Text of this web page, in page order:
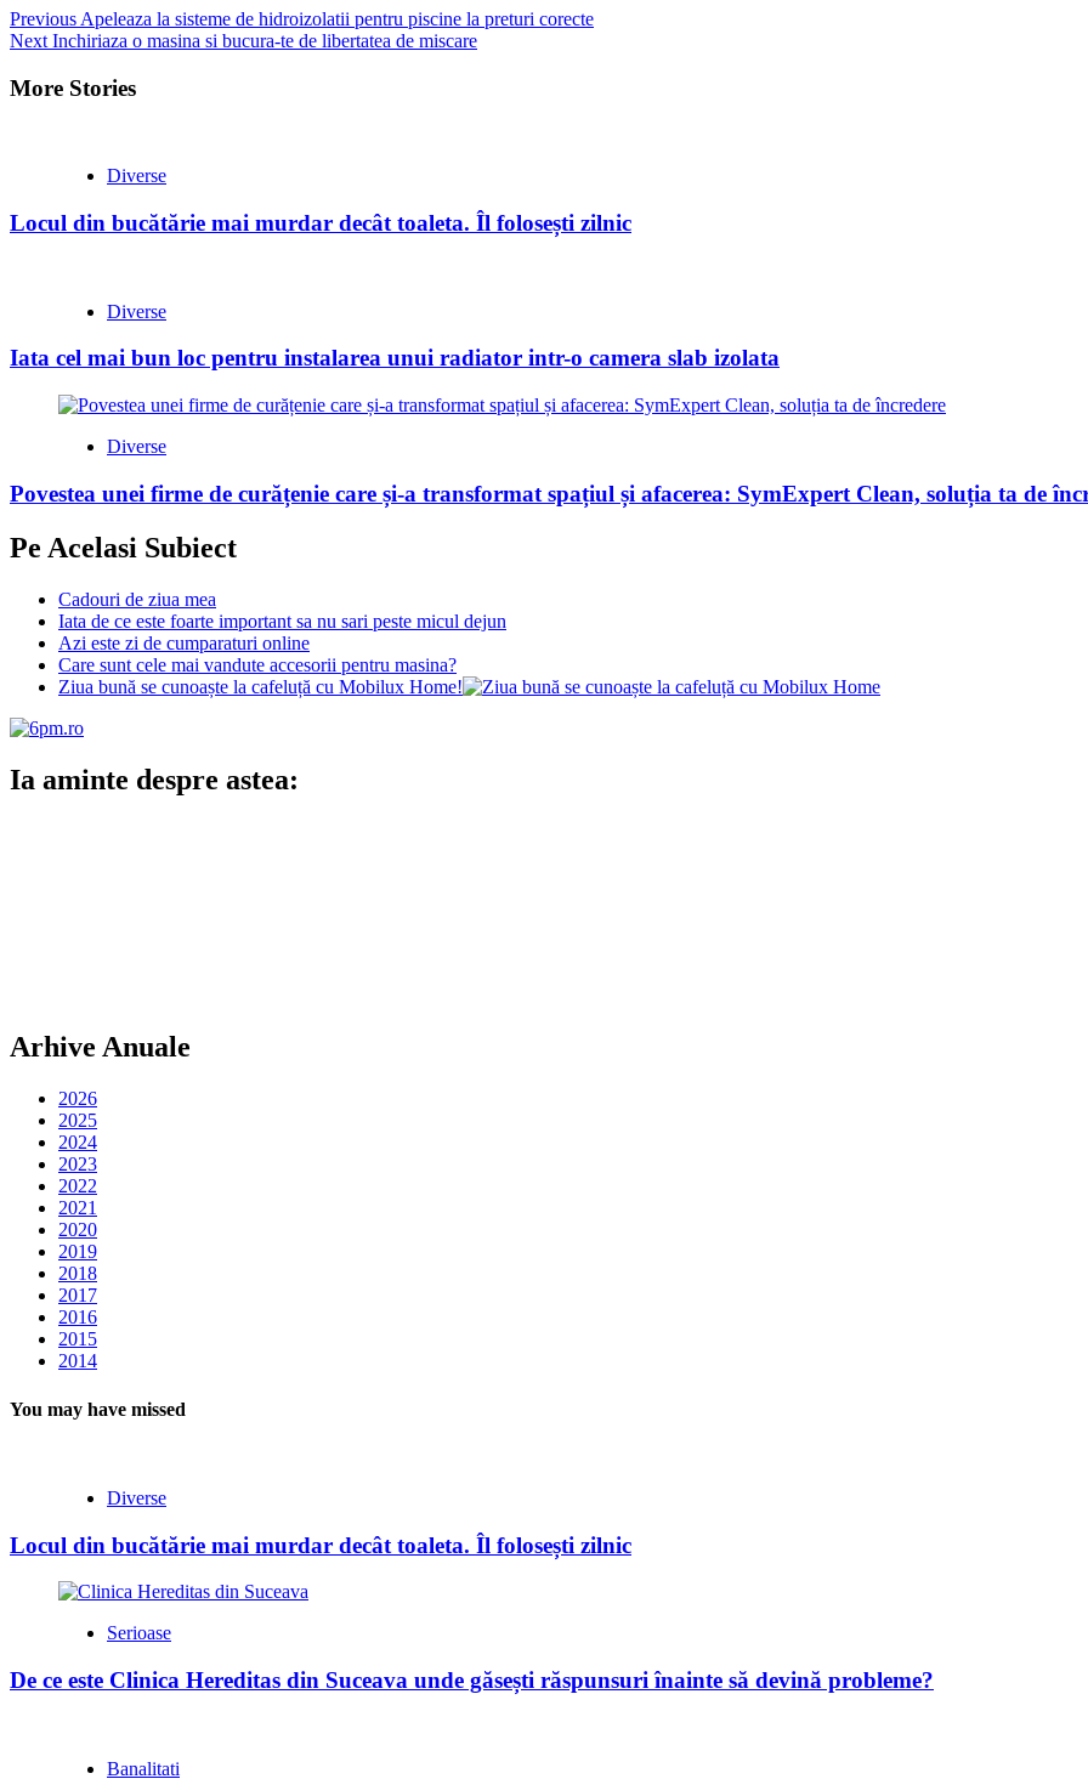
Continue
Reading
Previous Apeleaza la sisteme de hidroizolatii pentru piscine la preturi corecte
Next Inchiriaza o masina si bucura-te de libertatea de miscare
More Stories
Diverse
Locul din bucătărie mai murdar decât toaleta. Îl folosești zilnic
Diverse
Iata cel mai bun loc pentru instalarea unui radiator intr-o camera slab izolata
Diverse
Povestea unei firme de curățenie care și-a transformat spațiul și afacerea: SymExpert Clean, soluția ta de
Pe Acelasi Subiect
Cadouri de ziua mea
Iata de ce este foarte important sa nu sari peste micul dejun
Azi este zi de cumparaturi online
Care sunt cele mai vandute accesorii pentru masina?
Ziua bună se cunoaște la cafeluță cu Mobilux Home!
Ia aminte despre astea:
Arhive Anuale
2026
2025
2024
2023
2022
2021
2020
2019
2018
2017
2016
2015
2014
You may have missed
Diverse
Locul din bucătărie mai murdar decât toaleta. Îl folosești zilnic
Serioase
De ce este Clinica Hereditas din Suceava unde găsești răspunsuri înainte să devină probleme?
Banalitati